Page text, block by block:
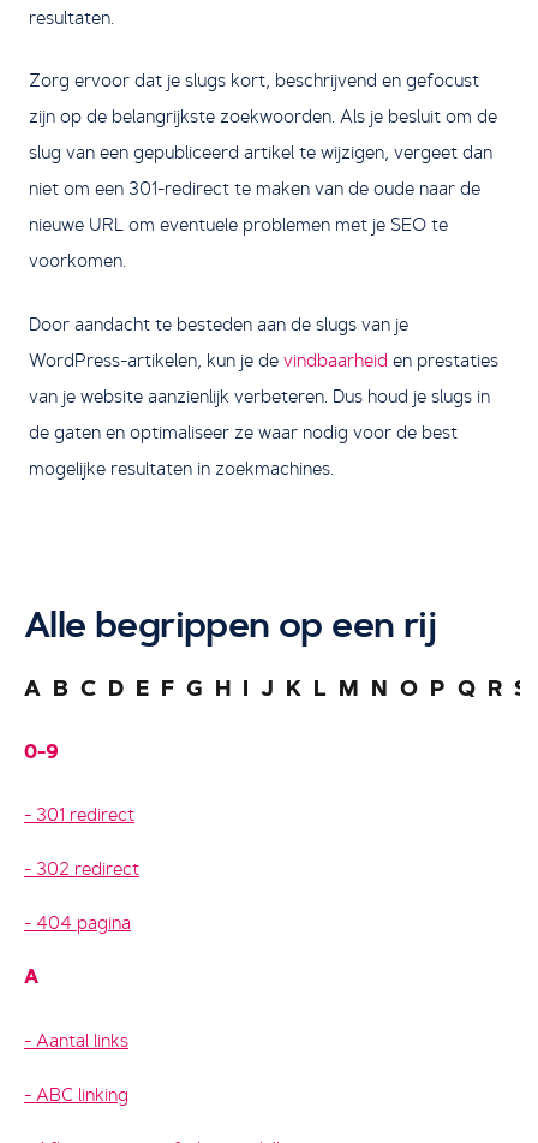
resultaten.
Zorg ervoor dat je slugs kort, beschrijvend en gefocust
zijn op de belangrijkste zoekwoorden. Als je besluit om de
slug van een gepubliceerd artikel te wijzigen, vergeet dan
niet om een 301-redirect te maken van de oude naar de
nieuwe URL om eventuele problemen met je SEO te
voorkomen.
Door aandacht te besteden aan de slugs van je
WordPress-artikelen, kun je de vindbaarheid en prestaties
van je website aanzienlijk verbeteren. Dus houd je slugs in
de gaten en optimaliseer ze waar nodig voor de best
mogelijke resultaten in zoekmachines.
Alle begrippen op een rij
A B C D E F G H I J K L M N O P Q R S
0-9
301 redirect
302 redirect
404 pagina
A
Aantal links
ABC linking